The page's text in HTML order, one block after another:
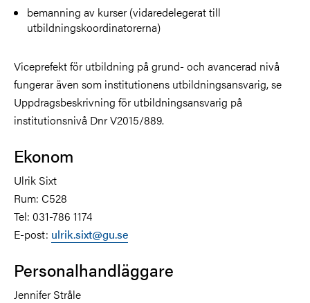
bemanning av kurser (vidaredelegerat till
utbildningskoordinatorerna)
Viceprefekt för utbildning på grund- och avancerad nivå
fungerar även som institutionens utbildningsansvarig, se
Uppdragsbeskrivning för utbildningsansvarig på
institutionsnivå Dnr V2015/889.
Ekonom
Ulrik Sixt
Rum: C528
Tel: 031-786 1174
E-post: ulrik.sixt@gu.se
Personalhandläggare
Jennifer Stråle